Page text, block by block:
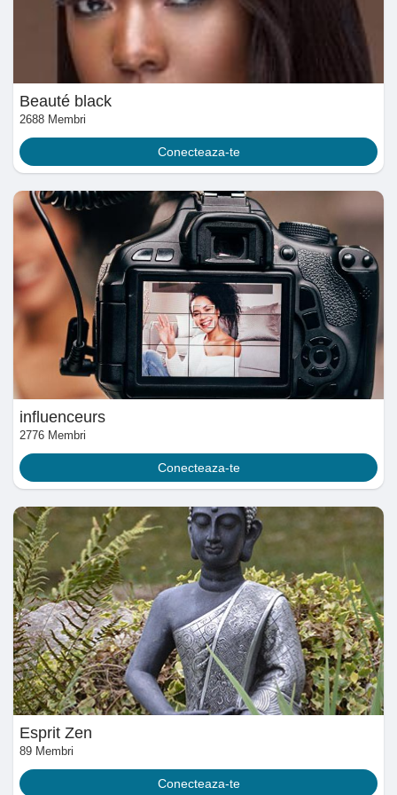
Jocuri
Developers
Entreprises locales
Runsound music
La silver économie
Affiliation Matrice 3x9
Récompenses
Babarun (BBRN)
Calculez vos calories
Collab Influenceurs
Événementiels
Procaly
Affiliation
Beauté black
2688 Membri
Conecteaza-te
influenceurs
2776 Membri
Conecteaza-te
Esprit Zen
89 Membri
Conecteaza-te